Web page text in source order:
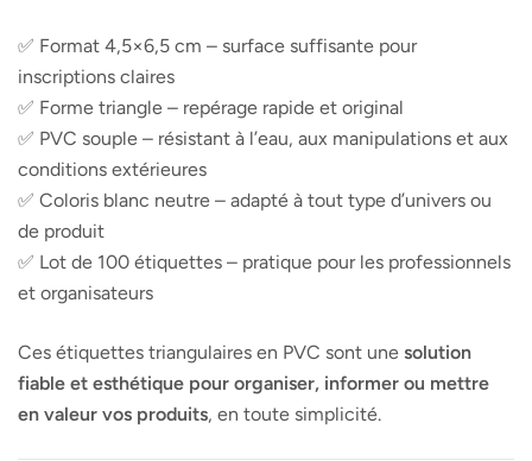
✅ Format 4,5×6,5 cm – surface suffisante pour
inscriptions claires
✅ Forme triangle – repérage rapide et original
✅ PVC souple – résistant à l’eau, aux manipulations et aux
conditions extérieures
✅ Coloris blanc neutre – adapté à tout type d’univers ou
de produit
✅ Lot de 100 étiquettes – pratique pour les professionnels
et organisateurs
Ces étiquettes triangulaires en PVC sont une solution
fiable et esthétique pour organiser, informer ou mettre
en valeur vos produits, en toute simplicité.